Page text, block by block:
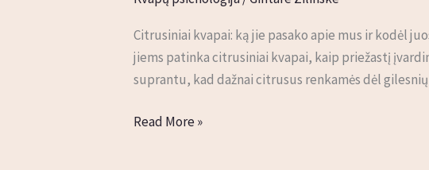
Citrusiniai kvapai: ką jie pasako apie mus ir kodėl
jiems patinka citrusiniai kvapai, kaip priežastį
suprantu, kad dažnai citrusus renkamės dėl
kvapai?
Read More »